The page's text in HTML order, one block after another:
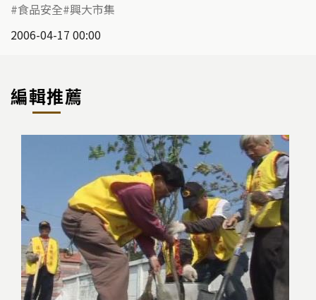
食品安全 興大市集
2006-04-17 00:00
編輯推薦